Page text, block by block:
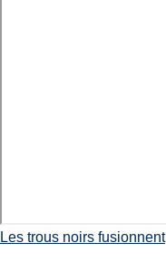
Les trous noirs fusionnent